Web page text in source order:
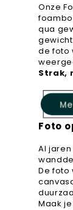
Onze
qua
de foto
Strak,
Foto
Al
De foto
Maak